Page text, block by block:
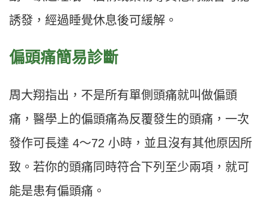
誘發，經過睡覺休息後可緩解。
偏頭痛簡易診斷
周大翔指出，不是所有單側頭痛就叫做偏頭
痛，醫學上的偏頭痛為反覆發生的頭痛，一次
發作可長達 4〜72 小時，並且沒有其他原因所
致。若你的頭痛同時符合下列至少兩項，就可
能是患有偏頭痛。